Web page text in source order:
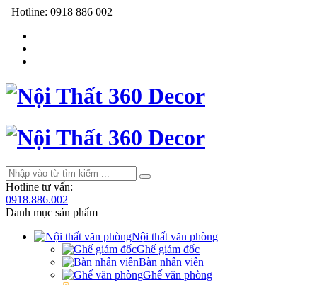
Hotline: 0918 886 002
Hotline tư vấn:
0918.886.002
Danh mục sản phẩm
Nội thất văn phòng
Ghế giám đốc
Bàn nhân viên
Ghế văn phòng